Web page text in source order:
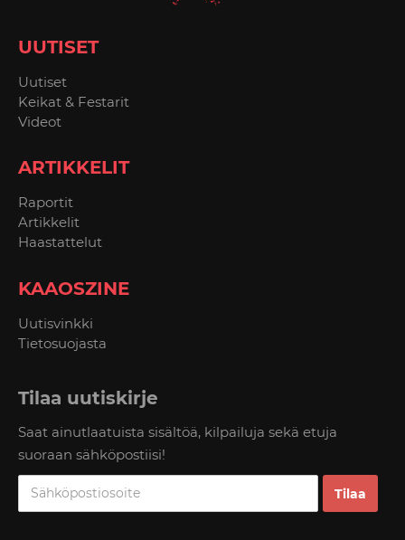
UUTISET
Uutiset
Keikat & Festarit
Videot
ARTIKKELIT
Raportit
Artikkelit
Haastattelut
KAAOSZINE
Uutisvinkki
Tietosuojasta
Tilaa uutiskirje
Saat ainutlaatuista sisältöä, kilpailuja sekä etuja
suoraan sähköpostiisi!